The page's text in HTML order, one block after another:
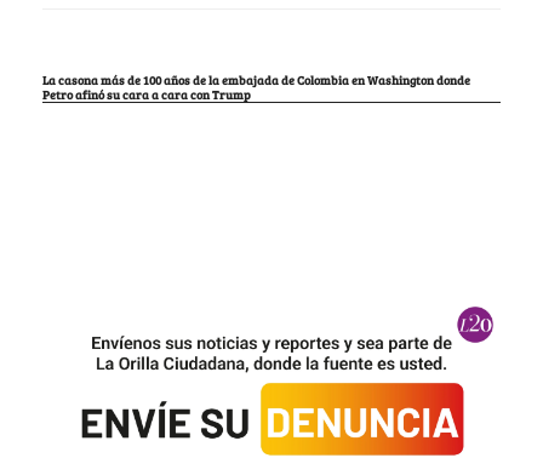
La casona más de 100 años de la embajada de Colombia en Washington donde
Petro afinó su cara a cara con Trump